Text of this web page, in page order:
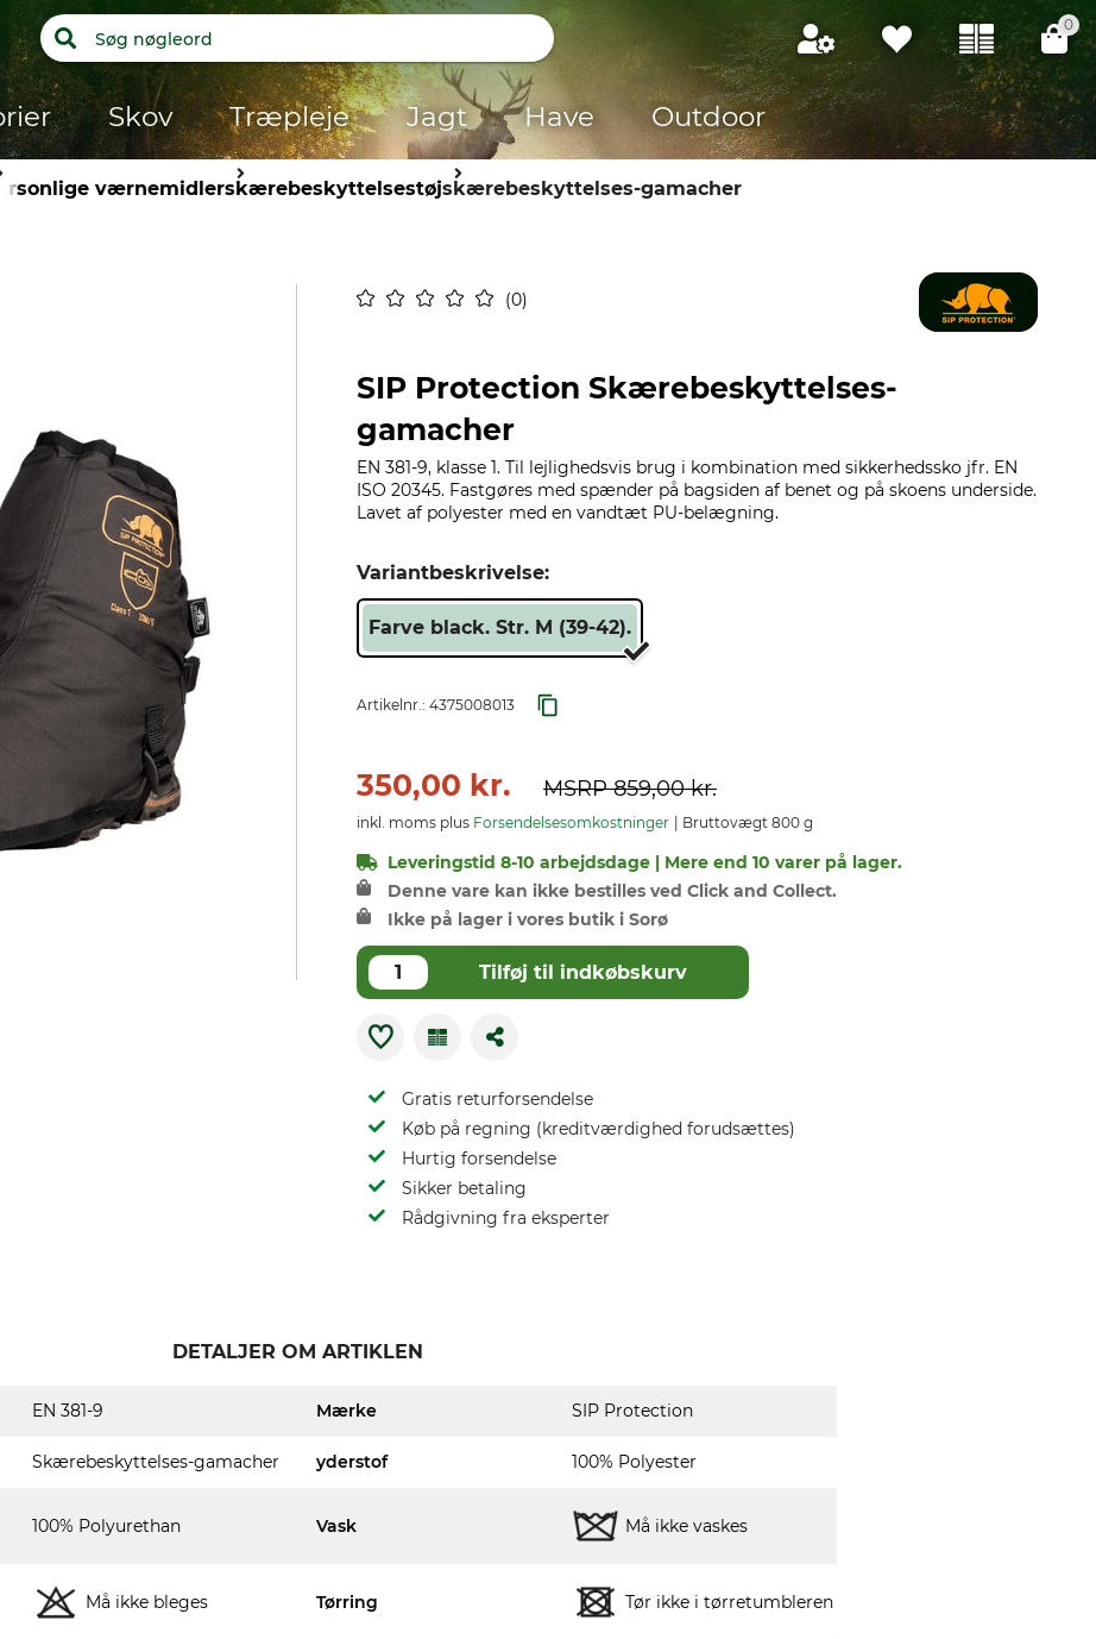
0
Skov Træpleje Jagt Have Outdoor
værnemidlerskærebeskyttelsestøjskærebeskyttelses-gamacher
0
SIP Protection Skærebeskyttelses-
gamacher
EN 381-9, klasse 1. Til lejlighedsvis brug i kombination med sikkerhedssko jfr. EN
ISO 20345. Fastgøres med spænder på bagsiden af benet og på skoens underside.
Lavet af polyester med en vandtæt PU-belægning.
Variantbeskrivelse:
Farve black. Str. M (39-42).
Artikelnr.: 4375008013
350,00 kr. MSRP859,00 kr.
inkl. moms plus Forsendelsesomkostninger Bruttovægt 800 g
Leveringstid 8-10 arbejdsdage | Mere end 10 varer på lager.
Denne vare kan ikke bestilles ved Click and Collect.
Ikke på lager i vores butik i Sorø
Tilføj til indkøbskurv
Gratis returforsendelse
Køb på regning (kreditværdighed forudsættes)
Hurtig forsendelse
Sikker betaling
Rådgivning fra eksperter
DETALJER OM ARTIKLEN
EN 381-9 Mærke SIP Protection
Skærebeskyttelses-gamacher yderstof 100% Polyester
100% Polyurethan Vask Må ikke vaskes
Må ikke bleges Tørring Tør ikke i tørretumbleren